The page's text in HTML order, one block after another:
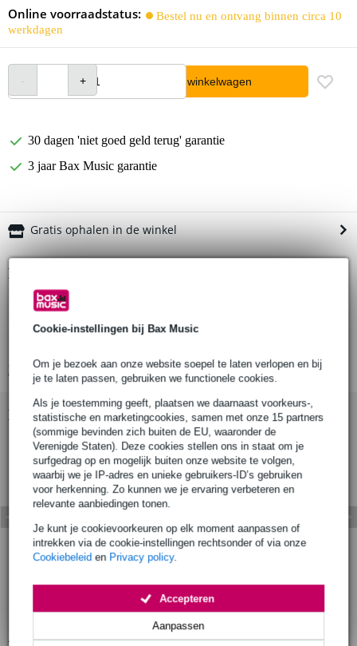
Cookie-instellingen bij Bax Music
Om je bezoek aan onze website soepel te laten verlopen en bij
je te laten passen, gebruiken we functionele cookies.
Als je toestemming geeft, plaatsen we daarnaast voorkeurs-,
statistische en marketingcookies, samen met onze 15 partners
(sommige bevinden zich buiten de EU, waaronder de
Verenigde Staten). Deze cookies stellen ons in staat om je
surfgedrag op en mogelijk buiten onze website te volgen,
waarbij we je IP-adres en unieke gebruikers-ID’s gebruiken
voor herkenning. Zo kunnen we je ervaring verbeteren en
relevante aanbiedingen tonen.
Je kunt je cookievoorkeuren op elk moment aanpassen of
intrekken via de cookie-instellingen rechtsonder of via onze
Cookiebeleid en Privacy policy.
Aanpassen
Accepteren
Online voorraadstatus:
Bestel nu en ontvang binnen circa 10
werkdagen
In winkelwagen
30 dagen 'niet goed geld terug' garantie
3 jaar Bax Music garantie
Gratis ophalen in de winkel
Productinformatie
type: tee bar / t-bar
toepassing: voor gebruik met een bar fixing, voor tee bar stand top
Bekijk alle productspecificaties
Bekijk ook eens (6)
Accessoires (9)